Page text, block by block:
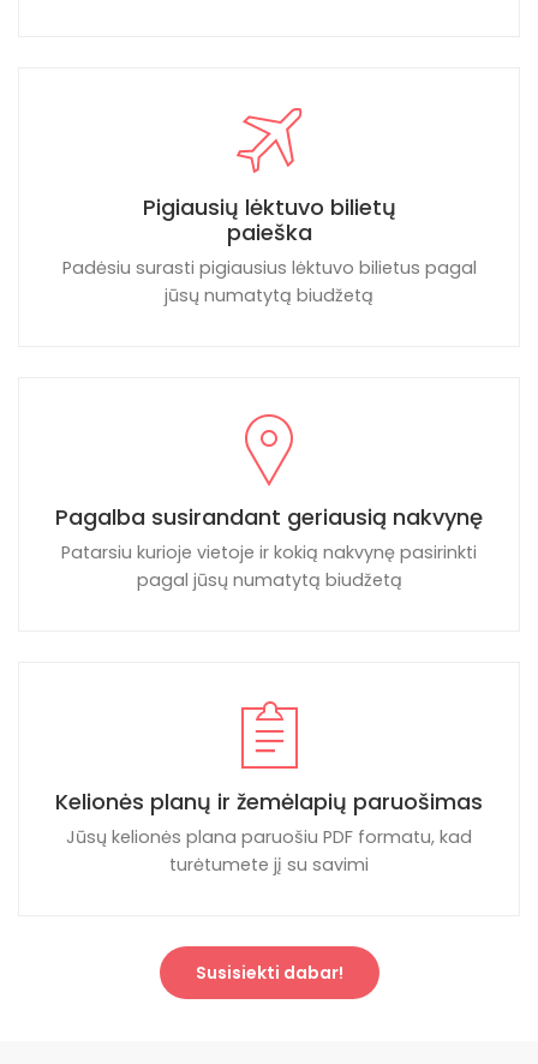
Pigiausių lėktuvo bilietų
paieška
Padėsiu surasti pigiausius lėktuvo bilietus pagal
jūsų numatytą biudžetą
Pagalba susirandant geriausią nakvynę
Patarsiu kurioje vietoje ir kokią nakvynę pasirinkti
pagal jūsų numatytą biudžetą
Kelionės planų ir žemėlapių paruošimas
Jūsų kelionės plana paruošiu PDF formatu, kad
turėtumete jį su savimi
Susisiekti dabar!